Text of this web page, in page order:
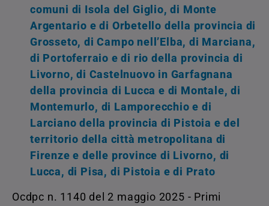
comuni di Isola del Giglio, di Monte
Argentario e di Orbetello della provincia di
Grosseto, di Campo nell’Elba, di Marciana,
di Portoferraio e di rio della provincia di
Livorno, di Castelnuovo in Garfagnana
della provincia di Lucca e di Montale, di
Montemurlo, di Lamporecchio e di
Larciano della provincia di Pistoia e del
territorio della città metropolitana di
Firenze e delle province di Livorno, di
Lucca, di Pisa, di Pistoia e di Prato
Ocdpc n. 1140 del 2 maggio 2025 - Primi